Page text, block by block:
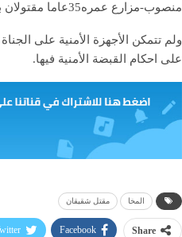
منصوب-مزارع عمره35عاما مقتولان بطريقة بشعة في قريتهم(قرية العينه بمنطقة الهاملي)
ولم تتمكن الأجهزة الأمنية على
على احكام القبضة الأمنية فيها.
المخا مقتل شقيقان
Share
Facebook